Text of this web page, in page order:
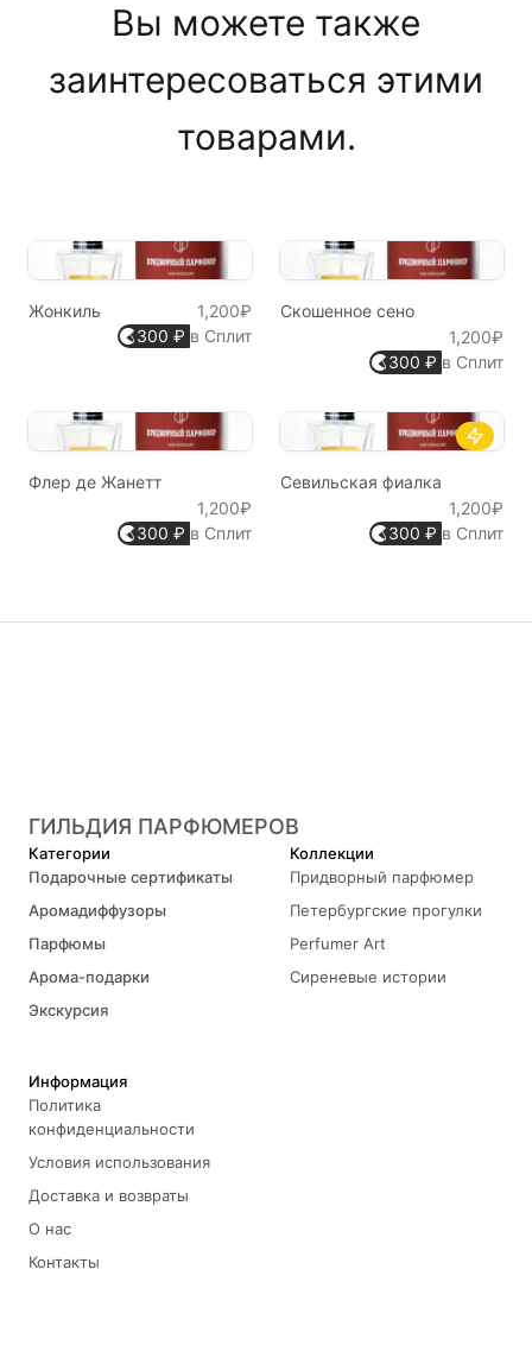
Вы можете также
заинтересоваться этими
товарами.
Жонкиль
1,200₽
300 ₽ в Сплит
Скошенное сено
1,200₽
300 ₽ в Сплит
Флер де Жанетт
1,200₽
300 ₽ в Сплит
Севильская фиалка
1,200₽
300 ₽ в Сплит
ГИЛЬДИЯ ПАРФЮМЕРОВ
Категории
Подарочные сертификаты
Аромадиффузоры
Парфюмы
Арома-подарки
Экскурсия
Коллекции
Придворный парфюмер
Петербургские прогулки
Perfumer Art
Сиреневые истории
Информация
Политика
конфиденциальности
Условия использования
Доставка и возвраты
О нас
Контакты